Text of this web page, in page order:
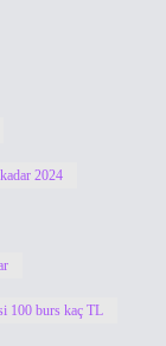
2024
100 burs kaç TL